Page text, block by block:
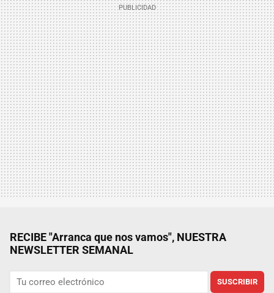
RECIBE "Arranca que nos vamos", NUESTRA
NEWSLETTER SEMANAL
SUSCRIBIR